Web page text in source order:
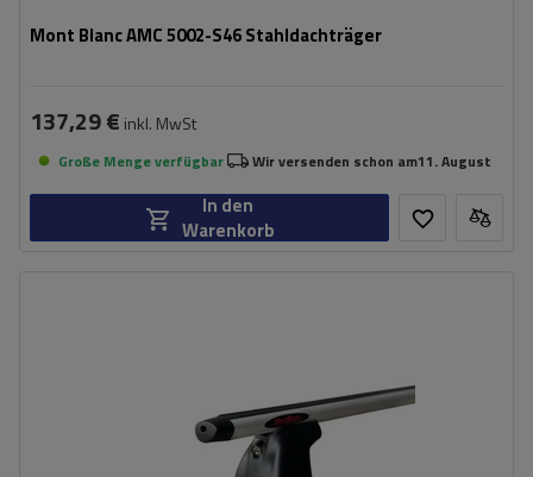
Mont Blanc AMC 5002-S46 Stahldachträger
137,29 € inkl. MwSt
Große Menge verfügbar Wir versenden schon am11. August
In den
Warenkorb